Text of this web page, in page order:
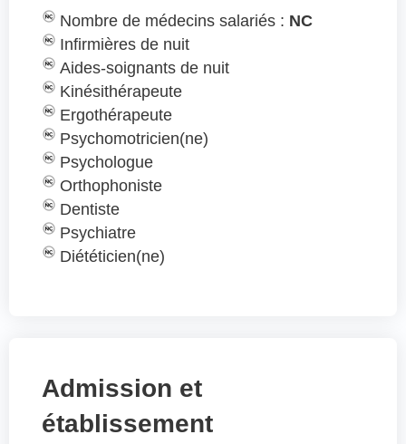
Nombre de médecins salariés : NC
Infirmières de nuit
Aides-soignants de nuit
Kinésithérapeute
Ergothérapeute
Psychomotricien(ne)
Psychologue
Orthophoniste
Dentiste
Psychiatre
Diététicien(ne)
Admission et
établissement